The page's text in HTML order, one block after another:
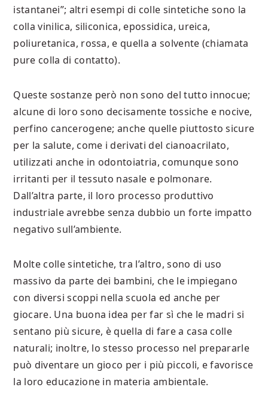
istantanei”; altri esempi di colle sintetiche sono la
colla vinilica, siliconica, epossidica, ureica,
poliuretanica, rossa, e quella a solvente (chiamata
pure colla di contatto).
Queste sostanze però non sono del tutto innocue;
alcune di loro sono decisamente tossiche e nocive,
perfino cancerogene; anche quelle piuttosto sicure
per la salute, come i derivati del cianoacrilato,
utilizzati anche in odontoiatria, comunque sono
irritanti per il tessuto nasale e polmonare.
Dall’altra parte, il loro processo produttivo
industriale avrebbe senza dubbio un forte impatto
negativo sull’ambiente.
Molte colle sintetiche, tra l’altro, sono di uso
massivo da parte dei bambini, che le impiegano
con diversi scoppi nella scuola ed anche per
giocare. Una buona idea per far sì che le madri si
sentano più sicure, è quella di fare a casa colle
naturali; inoltre, lo stesso processo nel prepararle
può diventare un gioco per i più piccoli, e favorisce
la loro educazione in materia ambientale.